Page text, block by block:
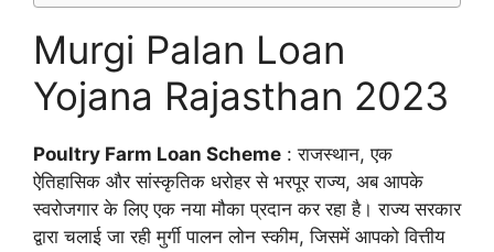
Murgi Palan Loan
Yojana Rajasthan 2023
Poultry Farm Loan Scheme : राजस्थान, एक
ऐतिहासिक और सांस्कृतिक धरोहर से भरपूर राज्य, अब आपके
स्वरोजगार के लिए एक नया मौका प्रदान कर रहा है। राज्य सरकार
द्वारा चलाई जा रही मुर्गी पालन लोन स्कीम, जिसमें आपको वित्तीय